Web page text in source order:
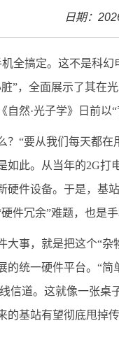
日期：
机全搞定。这不是科
”，全面展示了其在
自然·光子学》日前以
？“要从我们每天都
如此。从当年的2G打
硬件设备。于是，基
件冗余”难题，也是
大事，就是把这个“
的统一硬件平台。“简
信道。这就像一张桌
的基站有望彻底甩掉